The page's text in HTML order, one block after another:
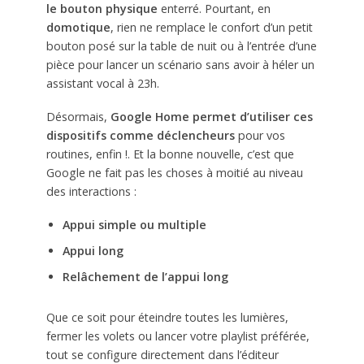
le bouton physique enterré. Pourtant, en
domotique, rien ne remplace le confort d’un petit
bouton posé sur la table de nuit ou à l’entrée d’une
pièce pour lancer un scénario sans avoir à héler un
assistant vocal à 23h.
Désormais, Google Home permet d’utiliser ces
dispositifs comme déclencheurspour vos
routines, enfin !. Et la bonne nouvelle, c’est que
Google ne fait pas les choses à moitié au niveau
des interactions :
Appui simple ou multiple
Appui long
Relâchement de l’appui long
Que ce soit pour éteindre toutes les lumières,
fermer les volets ou lancer votre playlist préférée,
tout se configure directement dans l’éditeur